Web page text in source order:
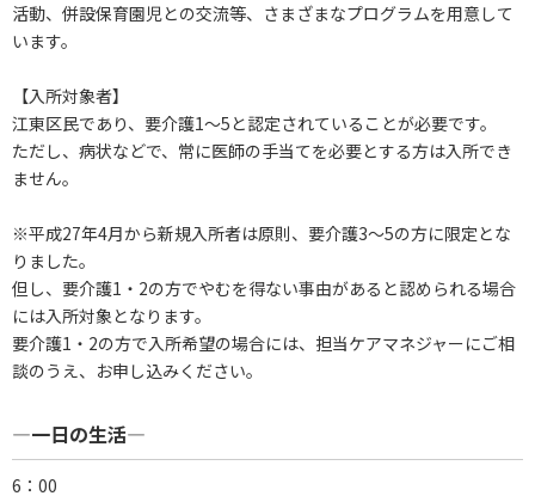
活動、併設保育園児との交流等、さまざまなプログラムを用意して
います。
【入所対象者】
江東区民であり、要介護1～5と認定されていることが必要です。
ただし、病状などで、常に医師の手当てを必要とする方は入所でき
ません。
※平成27年4月から新規入所者は原則、要介護3～5の方に限定とな
りました。
但し、要介護1・2の方でやむを得ない事由があると認められる場合
には入所対象となります。
要介護1・2の方で入所希望の場合には、担当ケアマネジャーにご相
談のうえ、お申し込みください。
―一日の生活―
6：00